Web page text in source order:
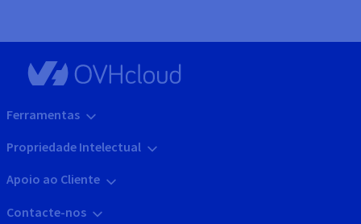
Ferramentas
Propriedade Intelectual
Apoio ao Cliente
Contacte-nos